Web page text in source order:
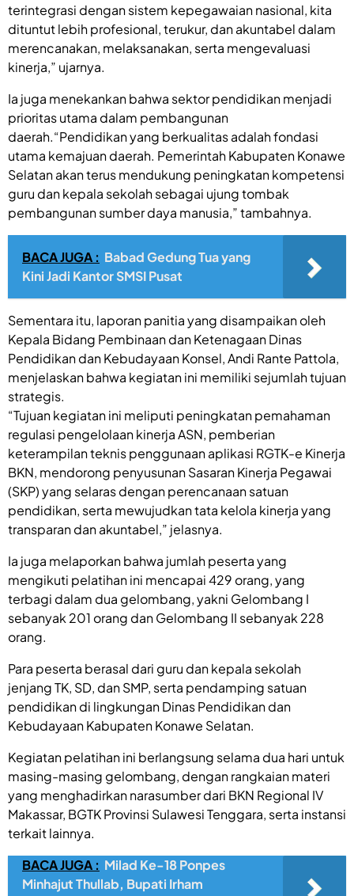
terintegrasi dengan sistem kepegawaian nasional, kita
dituntut lebih profesional, terukur, dan akuntabel dalam
merencanakan, melaksanakan, serta mengevaluasi
kinerja,” ujarnya.
Ia juga menekankan bahwa sektor pendidikan menjadi
prioritas utama dalam pembangunan
daerah.“Pendidikan yang berkualitas adalah fondasi
utama kemajuan daerah. Pemerintah Kabupaten Konawe
Selatan akan terus mendukung peningkatan kompetensi
guru dan kepala sekolah sebagai ujung tombak
pembangunan sumber daya manusia,” tambahnya.
BACA JUGA : Babad Gedung Tua yang
Kini Jadi Kantor SMSI Pusat
Sementara itu, laporan panitia yang disampaikan oleh
Kepala Bidang Pembinaan dan Ketenagaan Dinas
Pendidikan dan Kebudayaan Konsel, Andi Rante Pattola,
menjelaskan bahwa kegiatan ini memiliki sejumlah tujuan
strategis.
“Tujuan kegiatan ini meliputi peningkatan pemahaman
regulasi pengelolaan kinerja ASN, pemberian
keterampilan teknis penggunaan aplikasi RGTK-e Kinerja
BKN, mendorong penyusunan Sasaran Kinerja Pegawai
(SKP) yang selaras dengan perencanaan satuan
pendidikan, serta mewujudkan tata kelola kinerja yang
transparan dan akuntabel,” jelasnya.
Ia juga melaporkan bahwa jumlah peserta yang
mengikuti pelatihan ini mencapai 429 orang, yang
terbagi dalam dua gelombang, yakni Gelombang I
sebanyak 201 orang dan Gelombang II sebanyak 228
orang.
Para peserta berasal dari guru dan kepala sekolah
jenjang TK, SD, dan SMP, serta pendamping satuan
pendidikan di lingkungan Dinas Pendidikan dan
Kebudayaan Kabupaten Konawe Selatan.
Kegiatan pelatihan ini berlangsung selama dua hari untuk
masing-masing gelombang, dengan rangkaian materi
yang menghadirkan narasumber dari BKN Regional IV
Makassar, BGTK Provinsi Sulawesi Tenggara, serta instansi
terkait lainnya.
BACA JUGA : Milad Ke-18 Ponpes
Minhajut Thullab, Bupati Irham